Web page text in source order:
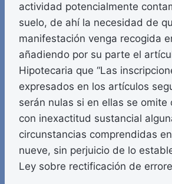
actividad potencialmente
suelo, de ahí la necesidad de
manifestación venga recogida
añadiendo por su parte el
Hipotecaria que “Las
expresados en los artículos
serán nulas si en ellas se omite
con inexactitud sustancial
circunstancias comprendidas
nueve, sin perjuicio de lo
Ley sobre rectificación de